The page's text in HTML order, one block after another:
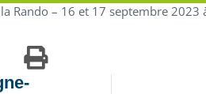
Rando – 16 et 17 septembre 2023